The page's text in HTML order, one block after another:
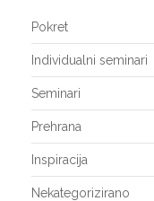
Pokret
Individualni seminari
Seminari
Prehrana
Inspiracija
Nekategorizirano